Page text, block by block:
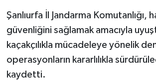
Şanlıurfa İl Jandarma Komutanlığı,
güvenliğini sağlamak amacıyla
kaçakçılıkla mücadeleye yönelik
operasyonların kararlılıkla
kaydetti.